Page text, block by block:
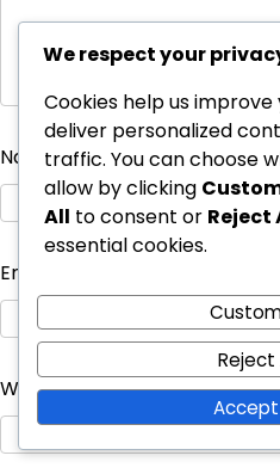
Name*
Email
Website
We respect your
Cookies help us
deliver personalized
traffic. You can choose
allow by clicking
All to consent or Reject
essential cookies.
Reject
Accept